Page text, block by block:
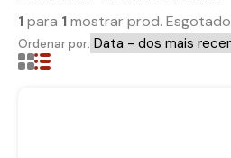
1para 1mostrar prod. Esgotado
Ordenar por: